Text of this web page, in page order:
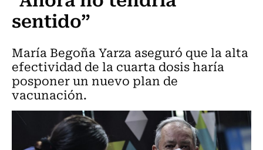
sentido”
María Begoña Yarza aseguró que la alta
efectividad de la cuarta dosis haría
posponer un nuevo plan de
vacunación.